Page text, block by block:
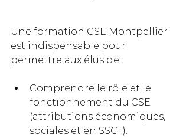
Une formation CSE Montpellier
est indispensable pour
permettre aux élus de :
Comprendre le rôle et le
fonctionnement du CSE
(attributions économiques,
sociales et en SSCT).